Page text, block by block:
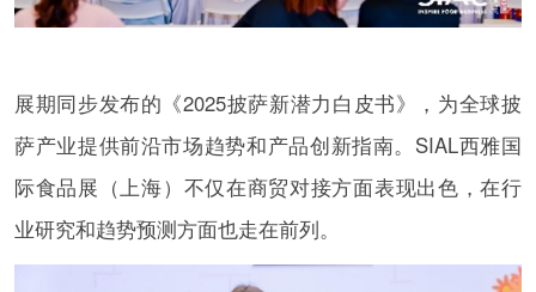
展期同步发布的《2025披萨新潜力白皮书》，为全球披
萨产业提供前沿市场趋势和产品创新指南。SIAL西雅国
际食品展（上海）不仅在商贸对接方面表现出色，在行
业研究和趋势预测方面也走在前列。